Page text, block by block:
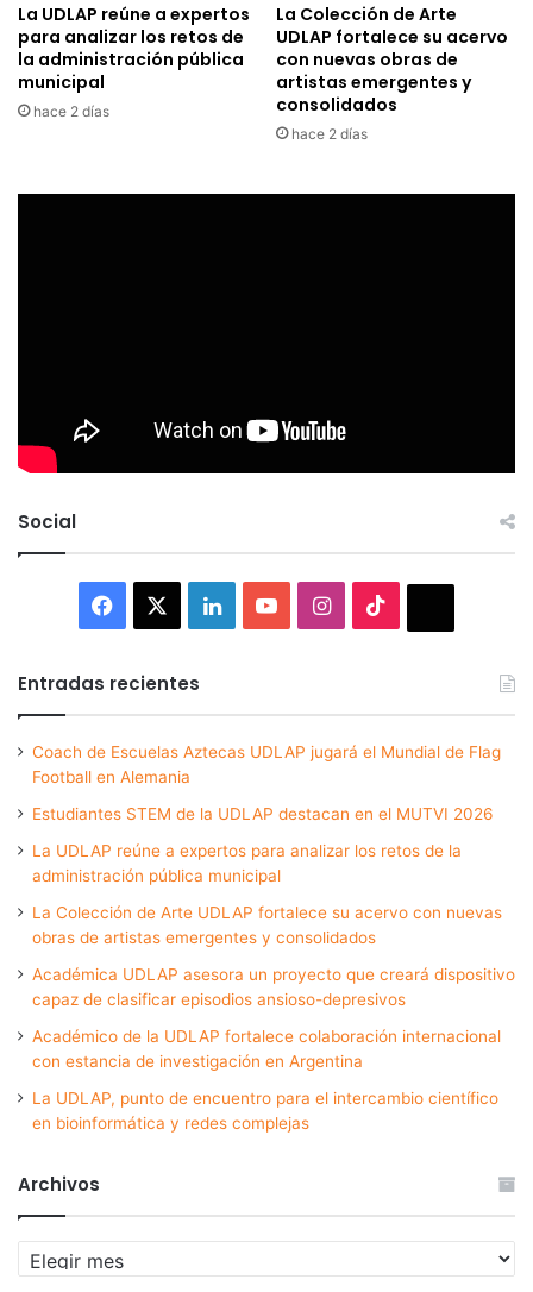
La UDLAP reúne a expertos
para analizar los retos de
la administración pública
municipal
hace 2 días
La Colección de Arte
UDLAP fortalece su acervo
con nuevas obras de
artistas emergentes y
consolidados
hace 2 días
Social
Facebook LinkedInYouTubeInstagram
Entradas recientes
Coach de Escuelas Aztecas UDLAP jugará el Mundial de Flag
Football en Alemania
Estudiantes STEM de la UDLAP destacan en el MUTVI 2026
La UDLAP reúne a expertos para analizar los retos de la
administración pública municipal
La Colección de Arte UDLAP fortalece su acervo con nuevas
obras de artistas emergentes y consolidados
Académica UDLAP asesora un proyecto que creará dispositivo
capaz de clasificar episodios ansioso-depresivos
Académico de la UDLAP fortalece colaboración internacional
con estancia de investigación en Argentina
La UDLAP, punto de encuentro para el intercambio científico
en bioinformática y redes complejas
Archivos
Archivos